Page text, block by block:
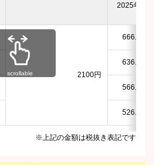
2025年9月
2100円
666.81円
636.81円
566.81円
526.81円
scrollable
※上記の金額は税抜き表記です